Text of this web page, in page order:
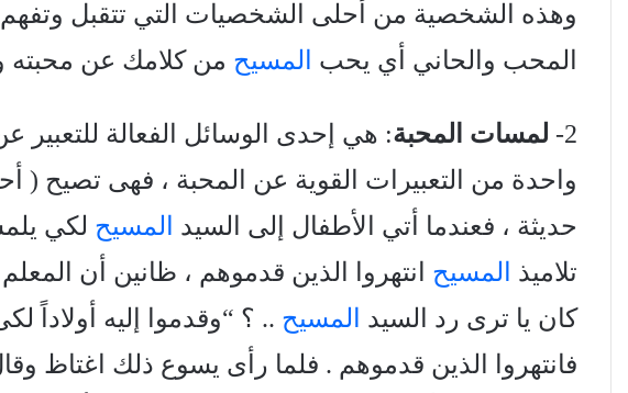
وهذه الشخصية من أحلى الشخصيات التي تتقبل
المحب والحاني أي يحب
المسيح من كلامك عن محبته
2- لمسات المحبة: هي إحدى الوسائل الفعالة
واحدة من التعبيرات القوية عن المحبة ، فهی تصيح (
حديثة ، فعندما أتي الأطفال إلى السيد
المسيح لكي
تلاميذ
المسيح انتهروا الذين قدموهم ، ظانين أن
كان يا ترى رد السيد
المسيح .. ؟ “وقدموا إليه أولاداً
فانتهروا الذين قدموهم . فلما رأى يسوع ذلك اغتاظ